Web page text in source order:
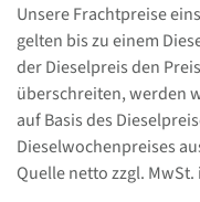
Unsere Frachtpreise
gelten bis zu einem
der Dieselpreis den
überschreiten, werden
auf Basis des
Dieselwochenpreises
Quelle netto zzgl.